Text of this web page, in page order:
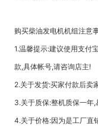
购买柴油发电机机组注意
1.温馨提示:建议使用支付
款,具体帐号,请咨询店主!
2.关于发货:买家付款后卖
3.关于质保:整机质保一年,
4.关于价格:因为是工厂直